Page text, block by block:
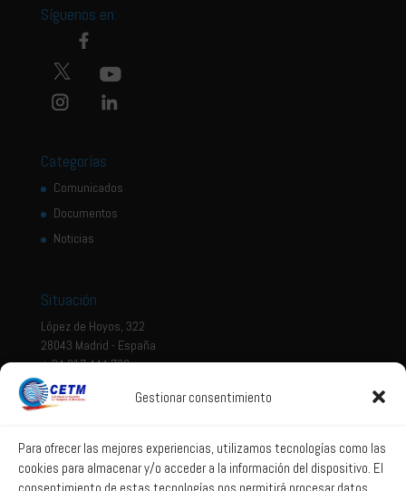
Gestionar consentimiento
Para ofrecer las mejores experiencias, utilizamos tecnologías como las
cookies para almacenar y/o acceder a la información del dispositivo. El
Síguenos en:
Categorías
Comunicados
Documentos
Noticias
Situación
López de Hoyos, 322
28043 Madrid - España
+ 34 917 444 700
Aviso legal
Política de privacidad